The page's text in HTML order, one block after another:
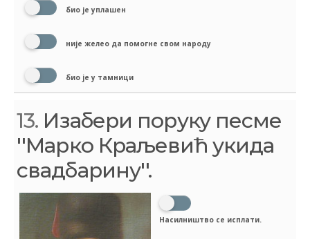
био је уплашен
није желео да помогне свом народу
био је у тамници
13. Изабери поруку песме
''Марко Краљевић укида
свадбарину''.
Насилништво се исплати.